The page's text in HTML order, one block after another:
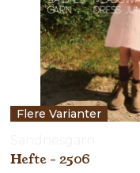
Flere Varianter
Hefte - 2506